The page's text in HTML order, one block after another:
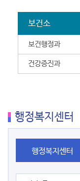
보건소
보건행정과
건강증진과
행정복지센터
행정복지센터